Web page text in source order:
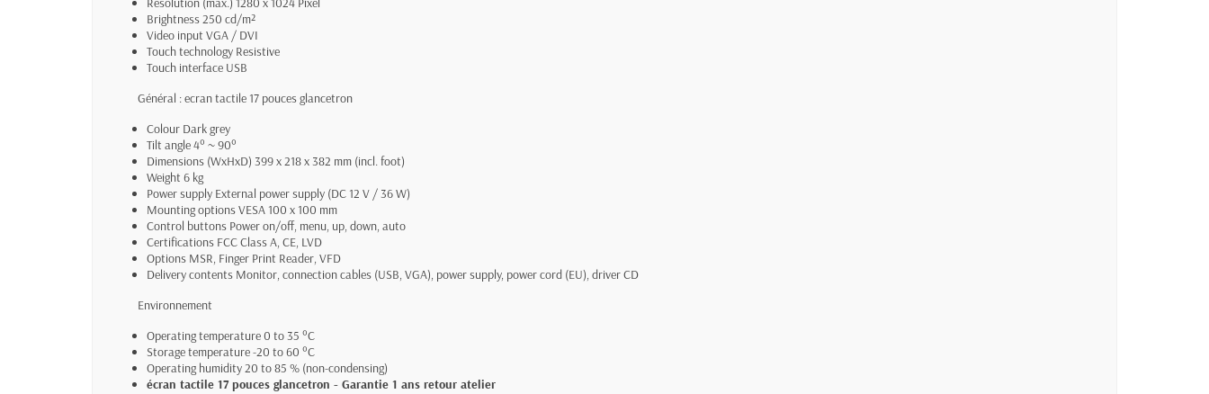
Brightness 250 cd/m²
Video input VGA / DVI
Touch technology Resistive
Touch interface USB
Général : ecran tactile 17 pouces glancetron
Colour Dark grey
Tilt angle 4° ~ 90°
Dimensions (WxHxD) 399 x 218 x 382 mm (incl. foot)
Weight 6 kg
Power supply External power supply (DC 12 V / 36 W)
Mounting options VESA 100 x 100 mm
Control buttons Power on/off, menu, up, down, auto
Certifications FCC Class A, CE, LVD
Options MSR, Finger Print Reader, VFD
Delivery contents Monitor, connection cables (USB, VGA), power supply, power cord (EU), driver CD
Environnement
Operating temperature 0 to 35 °C
Storage temperature -20 to 60 °C
Operating humidity 20 to 85 % (non-condensing)
écran tactile 17 pouces glancetron - Garantie 1 ans retour atelier